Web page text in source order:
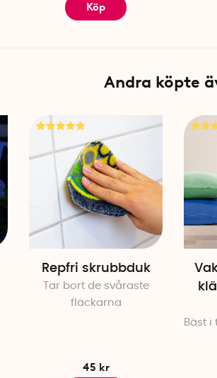
Köp
Andra köpte
Repfri skrubbduk
Tar bort de svåraste
fläckarna
45 kr
Bäst i